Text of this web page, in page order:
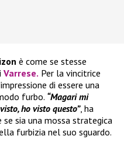
è come se stesse
Varrese. Per la vincitrice
di essere una
furbo. “Magari mi
ho visto questo”, ha
se sia una mossa strategica
furbizia nel suo sguardo.